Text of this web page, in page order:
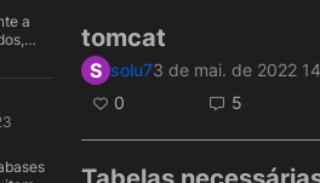
e
de
a
e
só
tomcat
S solu73 de mai. de 2022
0
5